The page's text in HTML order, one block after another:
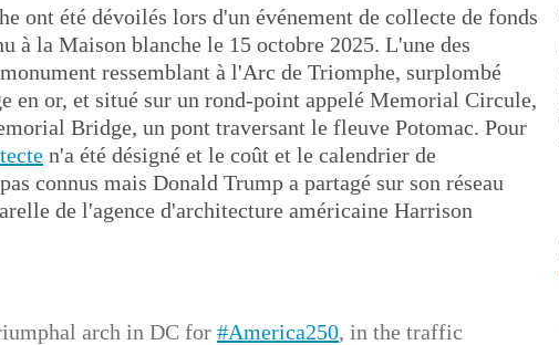
ont été dévoilés lors d'un événement de collecte de fonds
à la Maison blanche le 15 octobre 2025. L'une des
ressemblant à l'Arc de Triomphe, surplombé
en or, et situé sur un rond-point appelé Memorial Circule,
Bridge, un pont traversant le fleuve Potomac. Pour
n'a été désigné et le coût et le calendrier de
connus mais Donald Trump a partagé sur son réseau
de l'agence d'architecture américaine Harrison
arch in DC for #America250, in the traffic